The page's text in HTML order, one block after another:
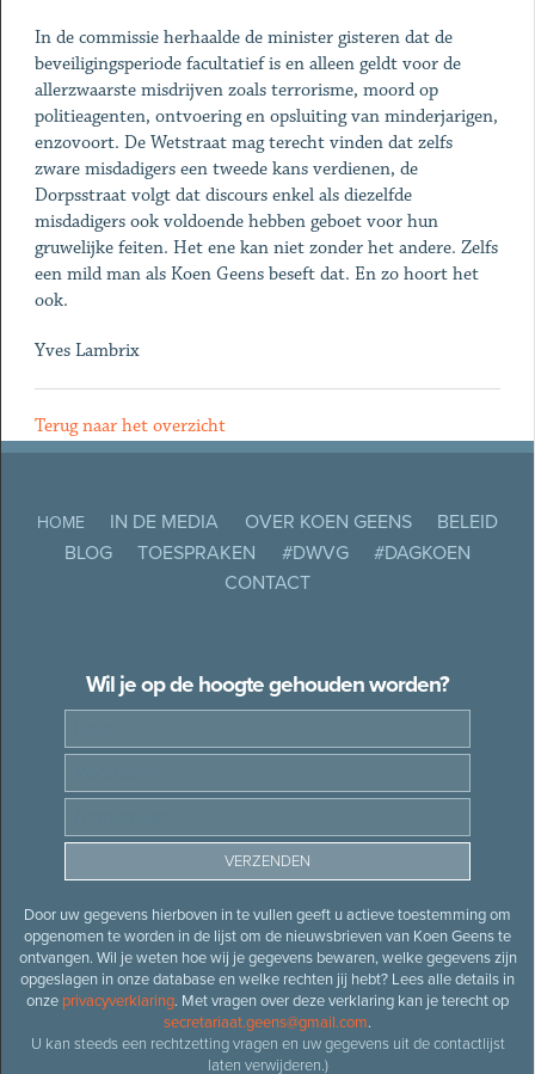
In de commissie herhaalde de minister gisteren dat de
beveiligingsperiode facultatief is en alleen geldt voor de
allerzwaarste misdrijven zoals terrorisme, moord op
politieagenten, ontvoering en opsluiting van minderjarigen,
enzovoort. De Wetstraat mag terecht vinden dat zelfs
zware misdadigers een tweede kans verdienen, de
Dorpsstraat volgt dat discours enkel als diezelfde
misdadigers ook voldoende hebben geboet voor hun
gruwelijke feiten. Het ene kan niet zonder het andere. Zelfs
een mild man als Koen Geens beseft dat. En zo hoort het
ook.
Yves Lambrix
Terug naar het overzicht
HOME IN DE MEDIA OVER KOEN GEENS
BELEID
BLOG
TOESPRAKEN #DWVG
#DAGKOEN
CONTACT
Wil je op de hoogte gehouden worden?
Door uw gegevens hierboven in te vullen geeft u actieve toestemming om
opgenomen te worden in de lijst om de nieuwsbrieven van Koen Geens te
ontvangen. Wil je weten hoe wij je gegevens bewaren, welke gegevens zijn
opgeslagen in onze database en welke rechten jij hebt? Lees alle details in
onze privacyverklaring. Met vragen over deze verklaring kan je terecht op
secretariaat.geens@gmail.com.
U kan steeds een rechtzetting vragen en uw gegevens uit de contactlijst
laten verwijderen.)